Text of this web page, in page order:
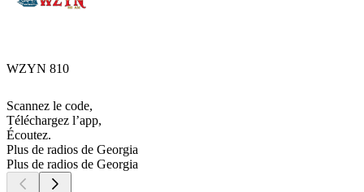
WZYN 810
Scannez le code,
Téléchargez l’app,
Écoutez.
Plus de radios de Georgia
Plus de radios de Georgia